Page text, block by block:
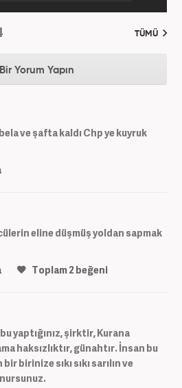
TÜMÜ
Bir Yorum Yapın
ve şafta kaldı Chp ye kuyruk
eline düşmüş yoldan sapmak
Toplam2beğeni
yaptığınız, şirktir, Kurana
haksızlıktır, günahtır. İnsan bu
birinize sıkı sıkı sarılın ve